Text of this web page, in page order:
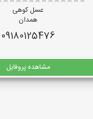
عسل کوهی
همدان
09180125476
مشاهده پروفایل